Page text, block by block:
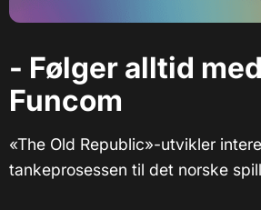
- Følger alltid
Funcom
«The Old Republic»-utvikler
tankeprosessen til det norske